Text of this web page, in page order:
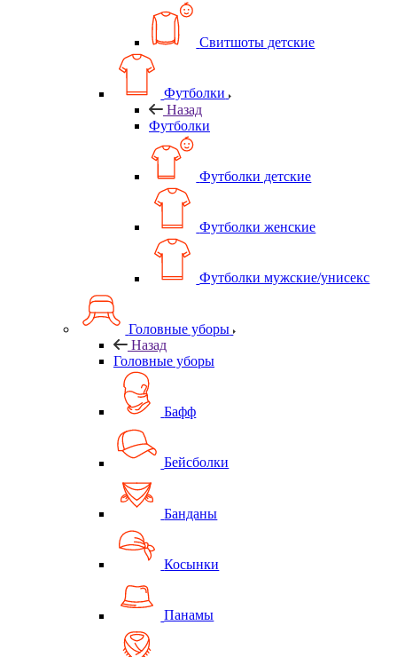
Свитшоты детские
Футболки
Назад
Футболки
Футболки детские
Футболки женские
Футболки мужские/унисекс
Головные уборы
Назад
Головные уборы
Бафф
Бейсболки
Банданы
Косынки
Панамы